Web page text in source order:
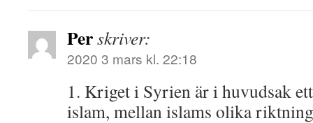
Perskriver:
2020 3 mars kl. 22:18
1. Kriget i Syrien är i huvudsak
islam, mellan islams olika